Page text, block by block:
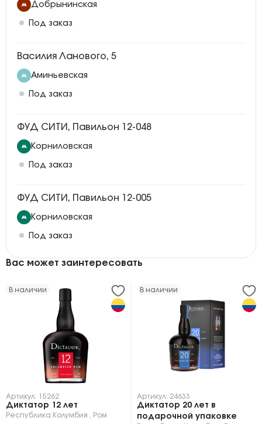
Добрынинская
Под заказ
Василия Ланового, 5
Аминьевская
Под заказ
ФУД СИТИ, Павильон 12-048
Корниловская
Под заказ
ФУД СИТИ, Павильон 12-005
Корниловская
Под заказ
Вас может заинтересовать
В наличии
Артикул: 15262
Диктатор 12 лет
Республика Колумбия Ром
В наличии
Артикул: 24633
Диктатор 20 лет в
подарочной упаковке